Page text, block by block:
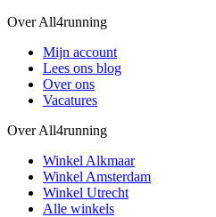
Over All4running
Mijn account
Lees ons blog
Over ons
Vacatures
Over All4running
Winkel Alkmaar
Winkel Amsterdam
Winkel Utrecht
Alle winkels